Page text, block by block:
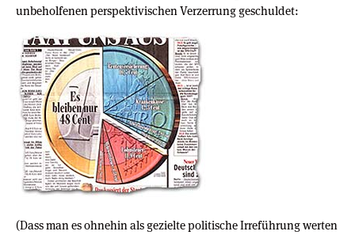
unbeholfenen perspektivischen Verzerrung geschuldet:
(Dass man es ohnehin als gezielte politische Irreführung werten